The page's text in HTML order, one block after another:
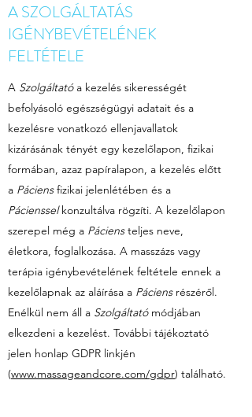
A SZOLGÁLTATÁS
IGÉNYBEVÉTELÉNEK
FELTÉTELE
A Szolgáltatóa kezelés sikerességét
befolyásoló egészségügyi adatait és a
kezelésre vonatkozó ellenjavallatok
kizárásának tényét egy kezelőlapon, fizikai
formában, azaz papíralapon, a kezelés előtt
a Páciensfizikai jelenlétében és a
Páciensselkonzultálva rögzíti. A kezelőlapon
szerepel még a Páciensteljes neve,
életkora, foglalkozása. A masszázs vagy
terápia igénybevételének feltétele ennek a
kezelőlapnak az aláírása a Páciens részéről.
Enélkül nem áll a Szolgáltatómódjában
elkezdeni a kezelést. További tájékoztató
jelen honlap GDPR linkjén
(www.massageandcore.com/gdpr) található.